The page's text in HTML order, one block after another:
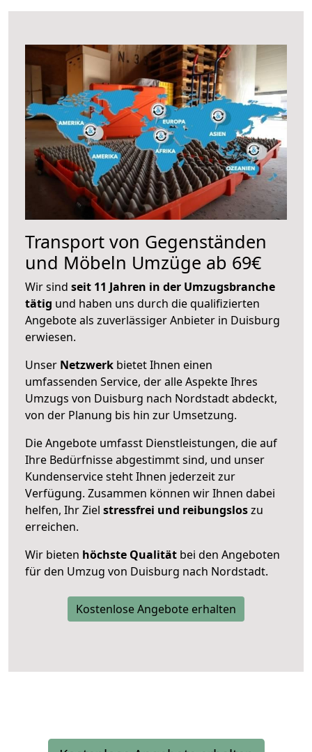
Transport von Gegenständen
und Möbeln Umzüge ab 69€
Wir sind seit 11 Jahren in der Umzugsbranche
tätig und haben uns durch die qualifizierten
Angebote als zuverlässiger Anbieter in Duisburg
erwiesen.
Unser Netzwerk bietet Ihnen einen
umfassenden Service, der alle Aspekte Ihres
Umzugs von Duisburg nach Nordstadt abdeckt,
von der Planung bis hin zur Umsetzung.
Die Angebote umfasst Dienstleistungen, die auf
Ihre Bedürfnisse abgestimmt sind, und unser
Kundenservice steht Ihnen jederzeit zur
Verfügung. Zusammen können wir Ihnen dabei
helfen, Ihr Ziel stressfrei und reibungsloszu
erreichen.
Wir bieten höchste Qualität bei den Angeboten
für den Umzug von Duisburg nach Nordstadt.
Kostenlose Angebote erhalten